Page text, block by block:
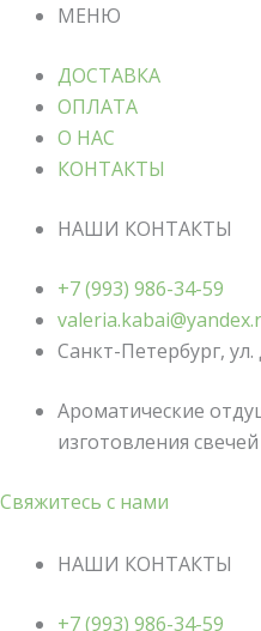
МЕНЮ
ДОСТАВКА
ОПЛАТА
О НАС
КОНТАКТЫ
НАШИ КОНТАКТЫ
+7 (993) 986-34-59
Санкт-Петербург,
Ароматические
изготовления
Свяжитесь с нами
НАШИ КОНТАКТЫ
+7 (993) 986-34-59